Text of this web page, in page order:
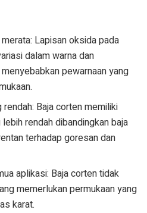
Lapisan oksida pada
dalam warna dan
pewarnaan yang
rendah: Baja corten memiliki
rendah dibandingkan baja
terhadap goresan dan
aplikasi: Baja corten tidak
memerlukan permukaan yang
karat.